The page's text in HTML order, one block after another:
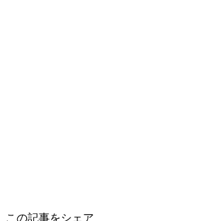
この記事をシェア